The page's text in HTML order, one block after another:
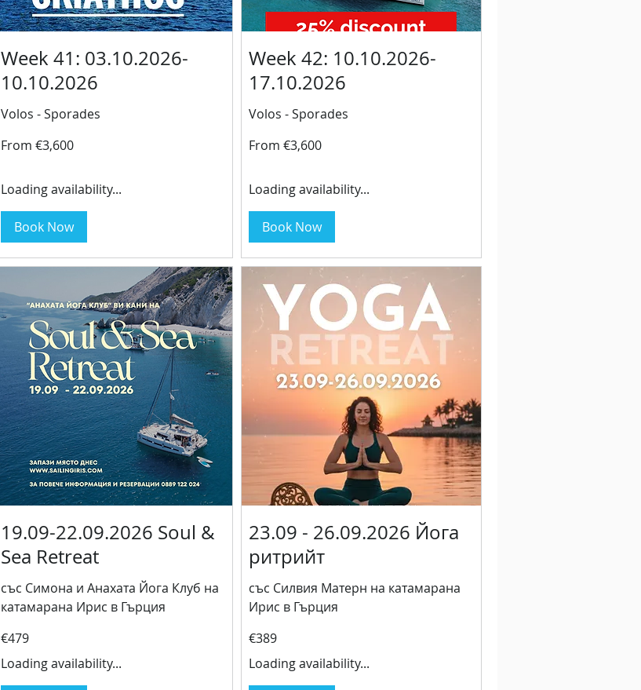
Week 41: 03.10.2026-
10.10.2026
Volos - Sporades
3,600
From €3,600
Loading availability...
Book Now
Week 42: 10.10.2026-
17.10.2026
Volos - Sporades
3,600
From €3,600
Loading availability...
Book Now
19.09-22.09.2026 Soul &
Sea Retreat
със Симона и Анахата Йога Клуб на
катамарана Ирис в Гърция
euros
€479
Loading availability...
23.09 - 26.09.2026 Йога
ритрийт
със Силвия Матерн на катамарана
Ирис в Гърция
euros
€389
Loading availability...